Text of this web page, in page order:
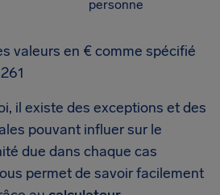
personne
valeurs en € comme spécifié
il existe des exceptions et des
pouvant influer sur le
due dans chaque cas
permet de savoir facilement